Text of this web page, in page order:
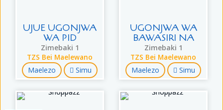
UJUE UGONJWA
WA PID
Zimebaki 1
TZS Bei Maelewano
Maelezo Simu
UGONJWA WA
BAWASIRI NA
Zimebaki 1
TZS Bei Maelewano
Maelezo Simu